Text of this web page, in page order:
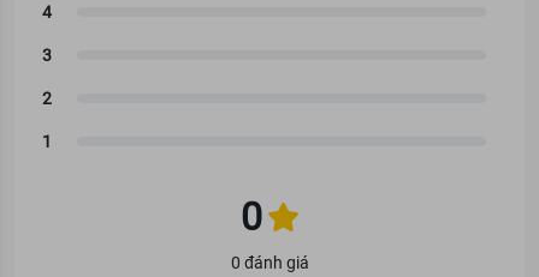
0
0 đánh giá